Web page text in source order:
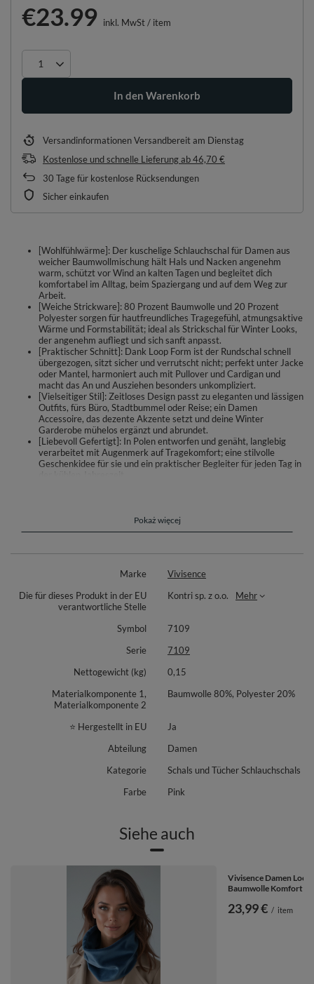
€23.99 inkl. MwSt/ item
In den Warenkorb
VersandinformationenVersandbereit am Dienstag
Kostenlose und schnelle Lieferungab46,70 €
30 Tage für kostenlose Rücksendungen
Sicher einkaufen
[Wohlfühlwärme]: Der kuschelige Schlauchschal für Damen aus
weicher Baumwollmischung hält Hals und Nacken angenehm
warm, schützt vor Wind an kalten Tagen und begleitet dich
komfortabel im Alltag, beim Spaziergang und auf dem Weg zur
Arbeit.
[Weiche Strickware]: 80 Prozent Baumwolle und 20 Prozent
Polyester sorgen für hautfreundliches Tragegefühl, atmungsaktive
Wärme und Formstabilität; ideal als Strickschal für Winter Looks,
der angenehm aufliegt und sich sanft anpasst.
[Praktischer Schnitt]: Dank Loop Form ist der Rundschal schnell
übergezogen, sitzt sicher und verrutscht nicht; perfekt unter Jacke
oder Mantel, harmoniert auch mit Pullover und Cardigan und
macht das An und Ausziehen besonders unkompliziert.
[Vielseitiger Stil]: Zeitloses Design passt zu eleganten und lässigen
Outfits, fürs Büro, Stadtbummel oder Reise; ein Damen
Accessoire, das dezente Akzente setzt und deine Winter
Garderobe mühelos ergänzt und abrundet.
[Liebevoll Gefertigt]: In Polen entworfen und genäht, langlebig
verarbeitet mit Augenmerk auf Tragekomfort; eine stilvolle
Geschenkidee für sie und ein praktischer Begleiter für jeden Tag in
der kühlen Jahreszeit.
ein angenehmes Tragegefühl im Alltag. Die weiche Strickstruktur legt
sich geschmeidig an und passt zu Mantel, Jacke oder Pullover – ob fürs
über den Kopf ziehen, der Rundschal sitzt sicher und verrutscht nicht. Das
elegante wie lässige Looks.
hautfreundlich, angenehm wärmend und formstabil – ideal für kühle bis
Augenmerk auf Komfort und detailbewusster Verarbeitung.
Ein vielseitiges Damen-Accessoire, das zuverlässige Wärme bietet und
Pokaż więcej
Marke
Vivisence
Die für dieses Produkt in der EU
verantwortliche Stelle
Kontri sp. z o.o. Mehr
Symbol
7109
Serie
7109
Nettogewicht (kg)
0,15
Materialkomponente 1,
Materialkomponente 2
Baumwolle 80%, Polyester 20%
⭐ Hergestellt in EU
Ja
Abteilung
Damen
Kategorie
Schals und Tücher Schlauchschals
Farbe
Pink
Siehe auch
Vivisence Damen
Baumwolle Komfort
23,99 € / item